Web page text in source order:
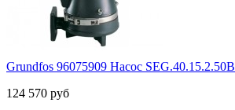
Grundfos 96075909 Насос SEG.40.15.2.50В
124 570 руб